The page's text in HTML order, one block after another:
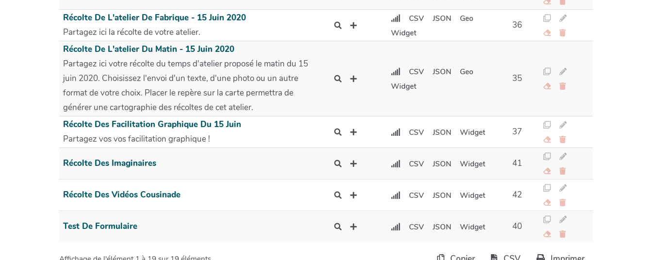
Récolte De L'atelier De Fabrique - 15 Juin 2020
Partagez ici la récolte de votre atelier.
CSV JSON
Geo
Widget
36
Récolte De L'atelier Du Matin - 15 Juin 2020
Partagez ici votre récolte du temps d'atelier proposé le matin du 15
juin 2020. Choisissez l'envoi d'un texte, d'une photo ou un autre
format de votre choix. Placer le repère sur la carte permettra de
générer une cartographie des récoltes de cet atelier.
CSV JSON
Geo
Widget
35
Récolte Des Facilitation Graphique Du 15 Juin
Partagez vos vos facilitation graphique !
CSV JSON Widget 37
Récolte Des Imaginaires CSV JSON Widget 41
Récolte Des Vidéos Cousinade CSV JSON Widget 42
Test De Formulaire CSV JSON Widget 40